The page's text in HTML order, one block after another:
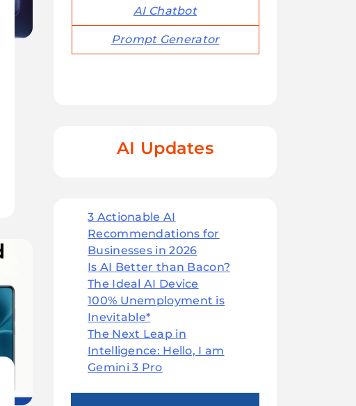
AI Chatbot
Prompt Generator
AI Updates
3 Actionable AI
Recommendations for
Businesses in 2026
Is AI Better than Bacon?
The Ideal AI Device
100% Unemployment is
Inevitable*
The Next Leap in
Intelligence: Hello, I am
Gemini 3 Pro